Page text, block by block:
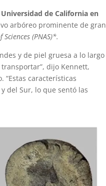
de California en
arbóreo prominente de gran
(PNAS)*.
y de piel gruesa a lo largo
dijo Kennett,
características
del Sur, lo que sentó las